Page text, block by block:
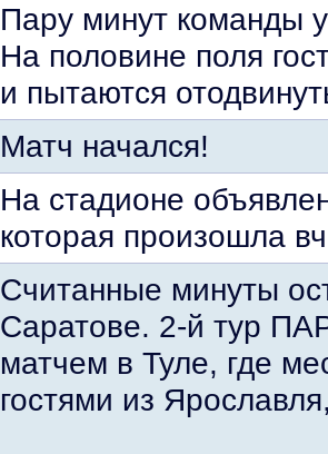
Пару минут команды
На половине поля
и пытаются
Матч начался!
На стадионе
которая произошла
Считанные минуты
Саратове. 2-й тур
матчем в Туле, где
гостями из